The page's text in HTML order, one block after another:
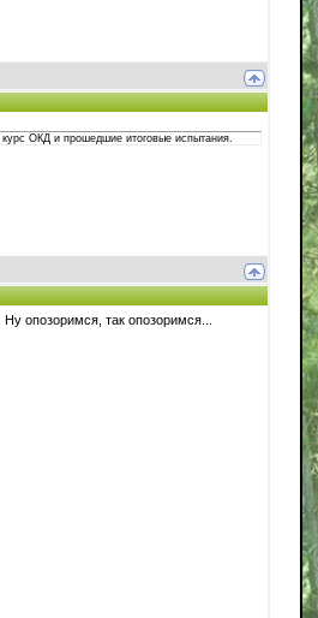
ОКД и прошедшие итоговые испытания.
опозоримся, так опозоримся...